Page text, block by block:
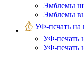
Эмблемы
Эмблемы
УФ-печать на
УФ‑печать
УФ-печать